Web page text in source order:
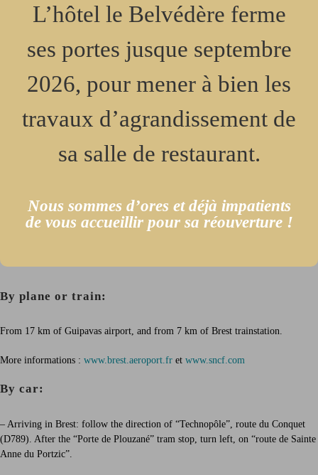
This information is intended for the Hôtel Belvédère.
By plane or train:
From 17 km of Guipavas airport, and from 7 km of Brest trainstation.
More informations : www.brest.aeroport.fret www.sncf.com
By car:
– Arriving in Brest: follow the direction of “Technopôle”, route du Conquet
(D789). After the “Porte de Plouzané” tram stop, turn left, on “route de Sainte
Anne du Portzic”.
L’hôtel le Belvédère ferme
ses portes jusque septembre
2026, pour mener à bien les
travaux d’agrandissement de
sa salle de restaurant.
Nous sommes d’ores et déjà impatients
de vous accueillir pour sa réouverture !